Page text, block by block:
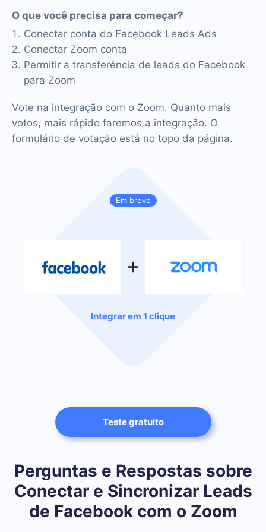
Em breve
Integrar em 1 clique
O que você precisa para começar?
Conectar conta do Facebook Leads Ads
Conectar Zoom conta
Permitir a transferência de leads do Facebook
para Zoom
Vote na integração com o Zoom. Quanto mais
votos, mais rápido faremos a integração. O
formulário de votação está no topo da página.
Teste gratuito
Perguntas e Respostas sobre
Conectar e Sincronizar Leads
de Facebook com o Zoom